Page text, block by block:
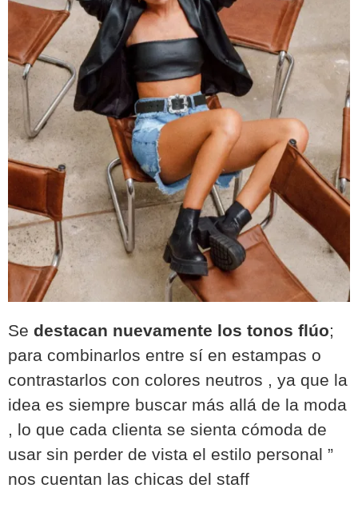
Se destacan nuevamente los tonos flúo;
para combinarlos entre sí en estampas o
contrastarlos con colores neutros , ya que la
idea es siempre buscar más allá de la moda
, lo que cada clienta se sienta cómoda de
usar sin perder de vista el estilo personal ”
nos cuentan las chicas del staff